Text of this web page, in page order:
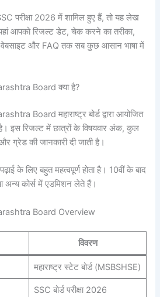
परीक्षा 2026 में शामिल हुए हैं, तो यह लेख
आपको रिजल्ट डेट, चेक करने का तरीका,
और FAQ तक सब कुछ आसान भाषा में
Board क्या है?
Board महाराष्ट्र बोर्ड द्वारा आयोजित
है। इस रिजल्ट में छात्रों के विषयवार अंक, कुल
ग्रेड की जानकारी दी जाती है।
के लिए बहुत महत्वपूर्ण होता है। 10वीं के बाद
अन्य कोर्स में एडमिशन लेते हैं।
Board Overview
विवरण
महाराष्ट्र स्टेट बोर्ड (MSBSHSE)
SSC बोर्ड परीक्षा 2026